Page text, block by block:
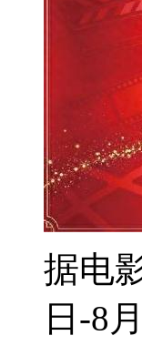
据电
日-8